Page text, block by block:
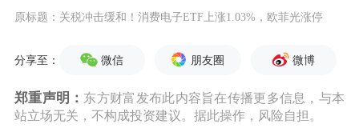
原标题：关税冲击缓和！消费电子ETF上涨1.03%，欧菲光涨停
分享至： 微信 朋友圈 微博
郑重声明： 东方财富发布此内容旨在传播更多信息，与本
站立场无关，不构成投资建议。据此操作，风险自担。